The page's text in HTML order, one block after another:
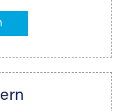
möchten –
Ihr Extraraum
und zu